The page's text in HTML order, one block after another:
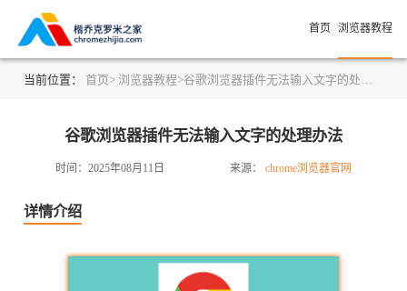
首页 浏览器教程
当前位置： 首页> 浏览器教程>谷歌浏览器插件无法输入文字的处理办法
谷歌浏览器插件无法输入文字的处理办法
时间：2025年08月11日 来源： chrome浏览器官网
详情介绍